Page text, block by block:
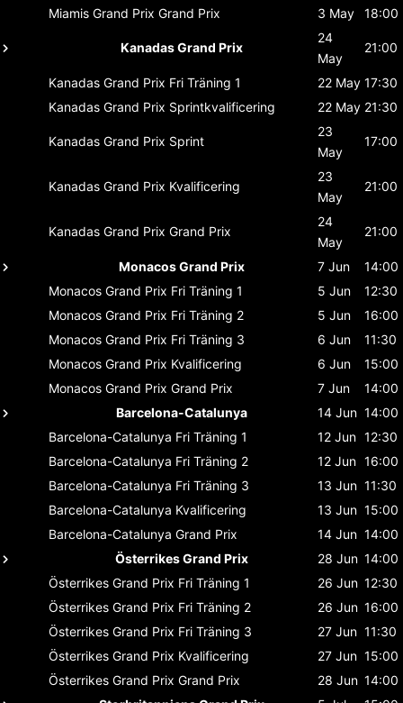
Miamis Grand Prix Grand Prix 3 May 18:00
Kanadas Grand Prix
24
May
21:00
Kanadas Grand Prix Fri Träning 1 22 May 17:30
Kanadas Grand Prix Sprintkvalificering 22 May 21:30
Kanadas Grand Prix Sprint
23
May
17:00
Kanadas Grand Prix Kvalificering
23
May
21:00
Kanadas Grand Prix Grand Prix
24
May
21:00
Monacos Grand Prix 7 Jun
14:00
Monacos Grand Prix Fri Träning 1 5 Jun
12:30
Monacos Grand Prix Fri Träning 2 5 Jun
16:00
Monacos Grand Prix Fri Träning 3 6 Jun
11:30
Monacos Grand Prix Kvalificering 6 Jun
15:00
Monacos Grand Prix Grand Prix 7 Jun
14:00
Barcelona-Catalunya
14 Jun 14:00
Barcelona-Catalunya Fri Träning 1 12 Jun 12:30
Barcelona-Catalunya Fri Träning 2 12 Jun 16:00
Barcelona-Catalunya Fri Träning 3 13 Jun 11:30
Barcelona-Catalunya Kvalificering 13 Jun 15:00
Barcelona-Catalunya Grand Prix 14 Jun 14:00
Österrikes Grand Prix
28 Jun 14:00
Österrikes Grand Prix Fri Träning 1 26 Jun 12:30
Österrikes Grand Prix Fri Träning 2 26 Jun 16:00
Österrikes Grand Prix Fri Träning 3 27 Jun 11:30
Österrikes Grand Prix Kvalificering 27 Jun 15:00
Österrikes Grand Prix Grand Prix 28 Jun 14:00